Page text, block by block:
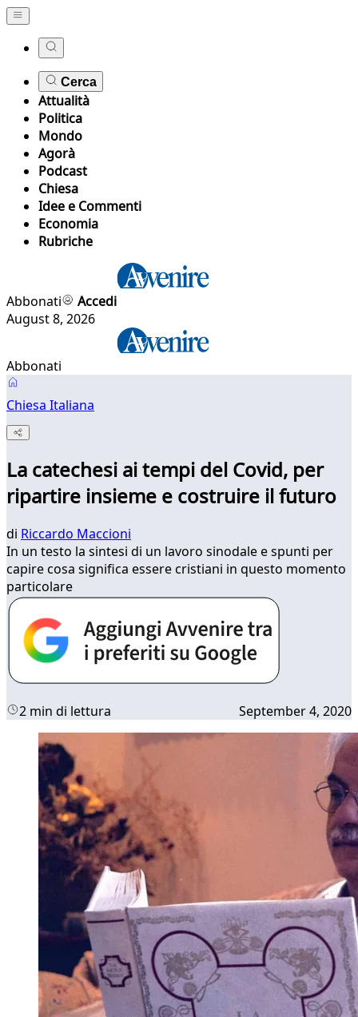
Cerca
Attualità
Politica
Mondo
Agorà
Podcast
Chiesa
Idee e Commenti
Economia
Rubriche
Abbonati
Accedi
August 8, 2026
Abbonati
Chiesa Italiana
La catechesi ai tempi del Covid, per
ripartire insieme e costruire il futuro
di Riccardo Maccioni
In un testo la sintesi di un lavoro sinodale e spunti per
capire cosa significa essere cristiani in questo momento
particolare
2 min di lettura September 4, 2020